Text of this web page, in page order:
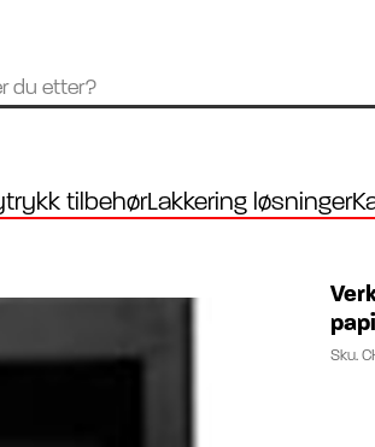
tilbehørLakkering løsninger
Sku.